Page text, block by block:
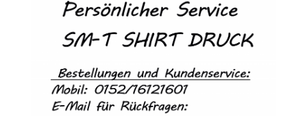
Ärzte T Shirts Kaufen – Motive selber gestalten und